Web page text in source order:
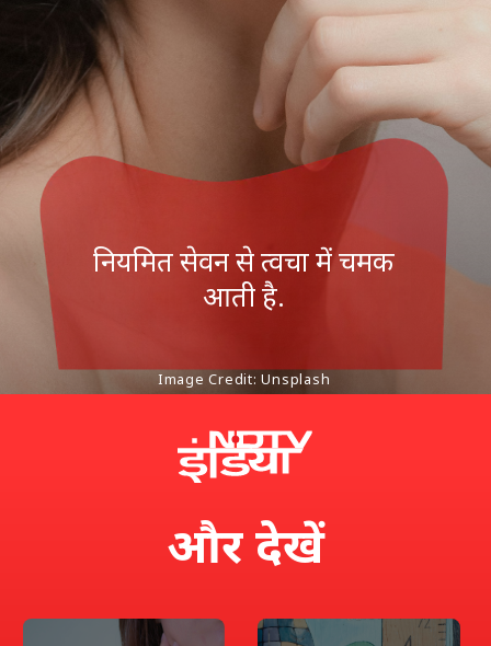
नियमित सेवन से त्वचा में चमक
आती है.
Image Credit: Unsplash
और देखें